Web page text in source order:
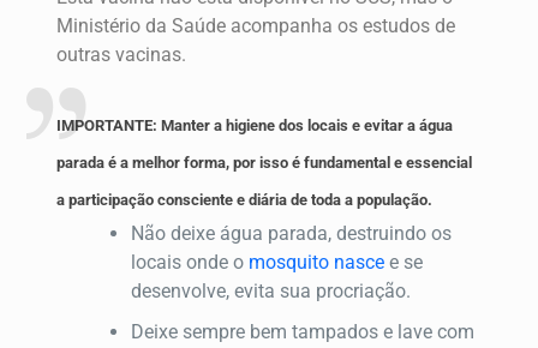
Ministério da Saúde acompanha os estudos de
outras vacinas.
IMPORTANTE: Manter a higiene dos locais e evitar a água
parada é a melhor forma, por isso é fundamental e essencial
a participação consciente e diária de toda a população.
Não deixe água parada, destruindo os
locais onde o mosquito nascee se
desenvolve, evita sua procriação.
Deixe sempre bem tampados e lave com